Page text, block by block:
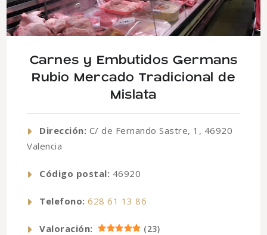
Carnes y Embutidos Germans
Rubio Mercado Tradicional de
Mislata
Dirección: C/ de Fernando Sastre, 1, 46920
Valencia
Código postal: 46920
Telefono: 628 61 13 86
Valoración: (23)